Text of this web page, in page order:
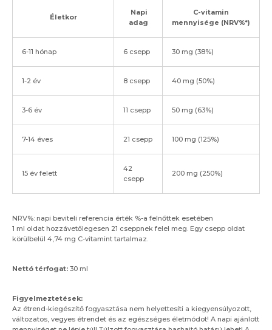
Életkor
Napi
adag
C-vitamin
mennyisége (NRV%*)
6-11 hónap 6 csepp 30 mg (38%)
1-2 év 8 csepp 40 mg (50%)
3-6 év 11 csepp 50 mg (63%)
7-14 éves 21 csepp 100 mg (125%)
15 év felett
42
csepp
200 mg (250%)
NRV%: napi beviteli referencia érték %-a felnőttek esetében
1 ml oldat hozzávetőlegesen 21 cseppnek felel meg. Egy csepp oldat
körülbelül 4,74 mg C-vitamint tartalmaz.
Nettó térfogat: 30 ml
Figyelmeztetések:
Az étrend-kiegészítő fogyasztása nem helyettesíti a kiegyensúlyozott,
változatos, vegyes étrendet és az egészséges életmódot! A napi ajánlott